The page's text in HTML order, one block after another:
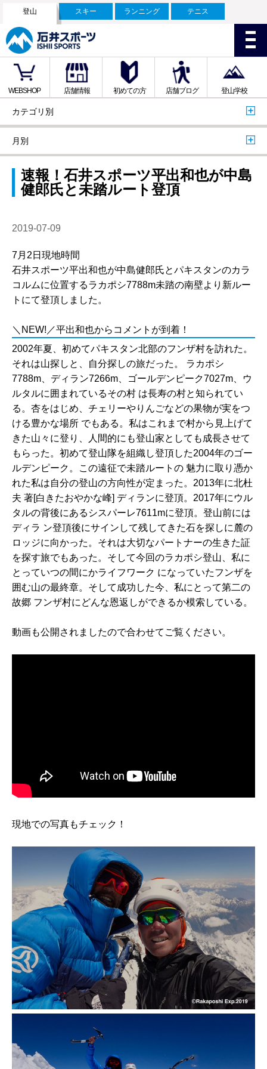
登山 スキー ランニング テニス
WEBSHOP 店舗情報 初めての方 店舗ブログ 登山学校
カテゴリ別
月別
速報！石井スポーツ平出和也が中島
健郎氏と未踏ルート登頂
2019-07-09
7月2日現地時間
石井スポーツ平出和也が中島健郎氏とパキスタンのカラ
コルムに位置するラカポシ7788m未踏の南壁より新ルー
トにて登頂しました。
＼NEW!／平出和也からコメントが到着！
2002年夏、初めてパキスタン北部のフンザ村を訪れた。
それは山探しと、自分探しの旅だった。 ラカポシ
7788m、ディラン7266m、ゴールデンピーク7027m、ウ
ルタルに囲まれているその村 は長寿の村と知られてい
る。杏をはじめ、チェリーやりんごなどの果物が実をつ
ける豊かな場所 でもある。私はこれまで村から見上げて
きた山々に登り、人間的にも登山家としても成長させて
もらった。初めて登山隊を組織し登頂した2004年のゴー
ルデンピーク。この遠征で未踏ルートの 魅力に取り憑か
れた私は自分の登山の方向性が定まった。2013年に北杜
夫 著[白きたおやかな峰] ディランに登頂。2017年にウル
タルの背後にあるシスパーレ7611mに登頂。登山前には
ディラ ン登頂後にサインして残してきた石を探しに麓の
ロッジに向かった。それは大切なパートナーの生きた証
を探す旅でもあった。そして今回のラカポシ登山、私に
とっていつの間にかライフワーク になっていたフンザを
囲む山の最終章。そして成功した今、私にとって第二の
故郷 フンザ村にどんな恩返しができるか模索している。
動画も公開されましたので合わせてご覧ください。
現地での写真もチェック！